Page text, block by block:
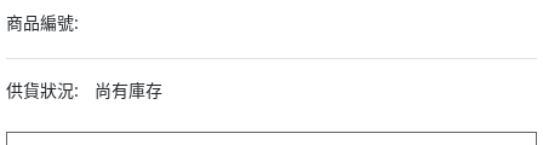
商品編號:
供貨狀況: 尚有庫存